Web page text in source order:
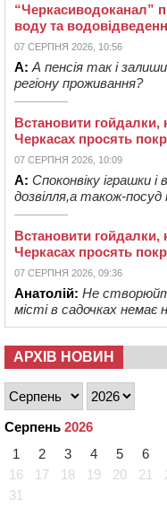
“Черкасиводоканал”
воду та
07 СЕРПНЯ 2026, 10:56
А: А пенсія так і
регіону проживання?
Встановити гойдалки,
Черкасах просять
07 СЕРПНЯ 2026, 10:09
А: Споконвіку іграшки
дозвілля,а також-посуд
Встановити гойдалки,
Черкасах просять
07 СЕРПНЯ 2026, 09:36
Анатолій: Не
місті в садочках немає
АРХІВ НОВИН
Серпень 2026
1
2 3 4 5 6
16
17 18 19 20 21
31